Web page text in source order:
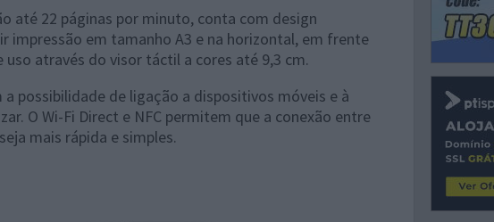
até 22 páginas por minuto, conta com design
impressão em tamanho A3 e na horizontal, em frente
através do visor táctil a cores até 9,3 cm.
possibilidade de ligação a dispositivos móveis e à
O Wi-Fi Direct e NFC permitem que a conexão entre
mais rápida e simples.